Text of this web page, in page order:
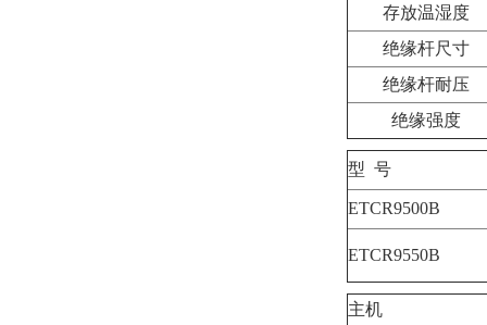
存放温湿度
绝缘杆尺寸
绝缘杆耐压
绝缘强度
型 号
ETCR9500B
ETCR9550B
主机